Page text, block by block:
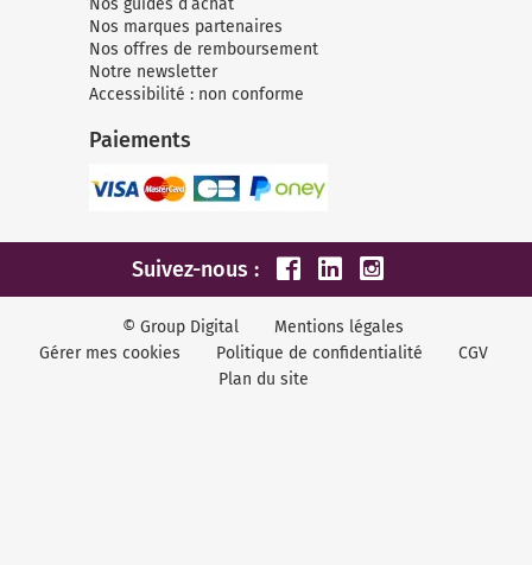
Nos marques partenaires
Nos offres de remboursement
Notre newsletter
Accessibilité : non conforme
Paiements
Suivez-nous :
© Group Digital
Mentions légales
Gérer mes cookies
Politique de confidentialité
CGV
Plan du site